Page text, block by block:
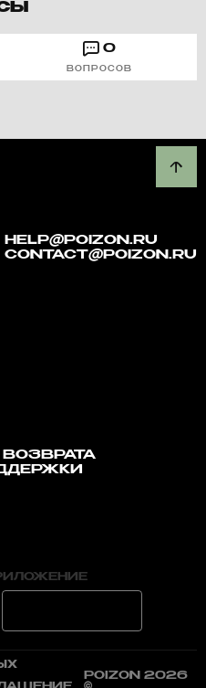
0
ВОПРОСОВ
HELP@POIZON.RU
CONTACT@POIZON.RU
POIZON 2026